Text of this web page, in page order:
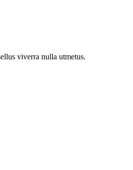
viverra nulla utmetus.